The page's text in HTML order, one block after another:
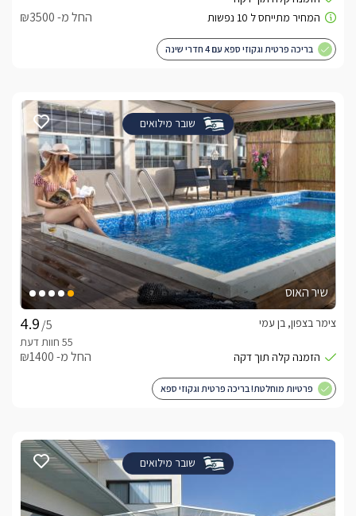
החל מ- ₪3500
בריכה פרטית וגקוזי ספא עם 4 חדרי שינה
שובר מילואים
שיר האוס
/5
צימר בצפון, בן עמי
החל מ- ₪1400
פרטיות מוחלטת! בריכה פרטית וגקוזי ספא
שובר מילואים